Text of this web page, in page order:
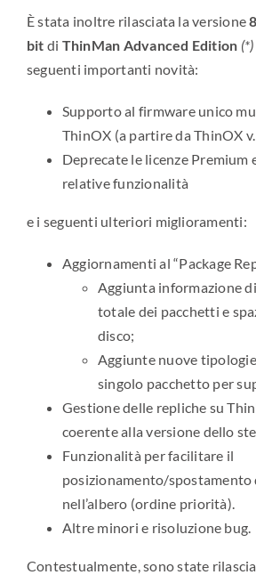
È stata inoltre rilasciata la versione
bit di ThinMan Advanced Edition (*)
seguenti importanti novità:
Supporto al firmware unico
ThinOX (a partire da ThinOX
Deprecate le licenze Premium
relative funzionalità
e i seguenti ulteriori miglioramenti:
Aggiornamenti al “Package
Aggiunta informazione
totale dei pacchetti e
disco;
Aggiunte nuove
singolo pacchetto per
Gestione delle repliche su
coerente alla versione dello
Funzionalità per facilitare il
posizionamento/spostamento
nell’albero (ordine priorità).
Altre minori e risoluzione bug.
Contestualmente, sono state